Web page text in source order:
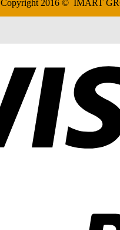
Copyright 2016 © IMART